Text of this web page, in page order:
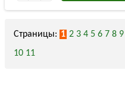
Страницы: 1 2 3 4 5 6 7 8 9
10 11